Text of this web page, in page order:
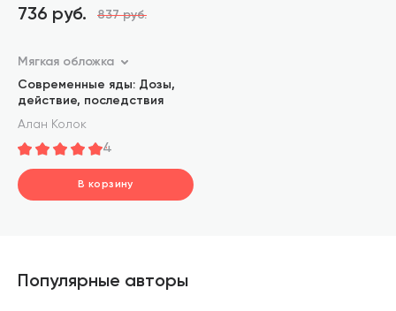
736 руб. 837 руб.
Мягкая обложка
Современные яды: Дозы,
действие, последствия
Алан Колок
4
В корзину
Популярные авторы